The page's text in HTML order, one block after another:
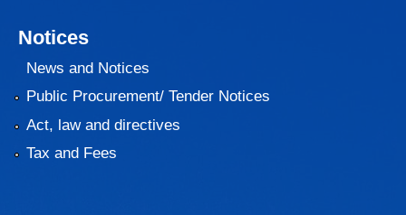
Notices
News and Notices
Public Procurement/ Tender Notices
Act, law and directives
Tax and Fees